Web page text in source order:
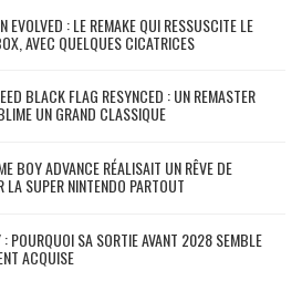
EVOLVED : LE REMAKE QUI RESSUSCITE LE
AVEC QUELQUES CICATRICES
BLACK FLAG RESYNCED : UN REMASTER
UN GRAND CLASSIQUE
BOY ADVANCE RÉALISAIT UN RÊVE DE
LA SUPER NINTENDO PARTOUT
: POURQUOI SA SORTIE AVANT 2028 SEMBLE
ACQUISE